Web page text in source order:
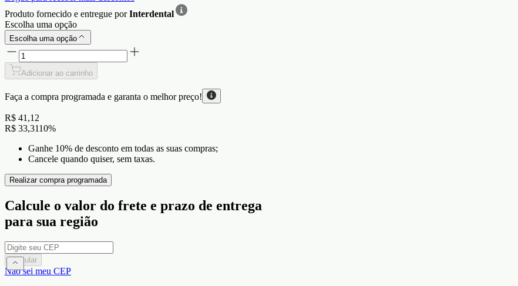
Produto fornecido e entregue porInterdental
Escolha uma opção
Escolha uma opção
Adicionar ao carrinho
Faça a compra programada e garanta o melhor preço!
R$ 41,12
R$ 33,3110%
Ganhe 10% de desconto em todas as suas compras;
Cancele quando quiser, sem taxas.
Realizar compra programada
Calcule o valor do frete e prazo de entrega
para sua região
Calcular
Não sei meu CEP